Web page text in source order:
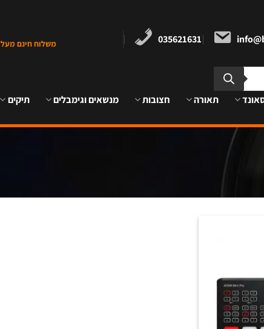
035621631 משלוח חינם מעל 1000 ש"ח במרכז הארץ
תאורה חצובות מנשאים וגימבלים תיקים